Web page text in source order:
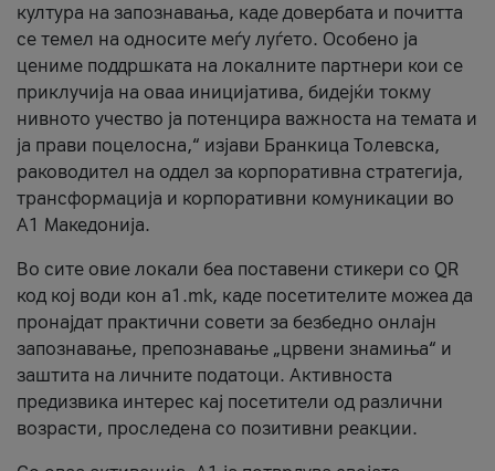
култура на запознавања, каде довербата и почитта
се темел на односите меѓу луѓето. Особено ја
цениме поддршката на локалните партнери кои се
приклучија на оваа иницијатива, бидејќи токму
нивното учество ја потенцира важноста на темата и
ја прави поцелосна,“ изјави Бранкица Толевска,
раководител на оддел за корпоративна стратегија,
трансформација и корпоративни комуникации во
А1 Македонија.
Во сите овие локали беа поставени стикери со QR
код кој води кон a1.mk, каде посетителите можеа да
пронајдат практични совети за безбедно онлајн
запознавање, препознавање „црвени знамиња“ и
заштита на личните податоци. Активноста
предизвика интерес кај посетители од различни
возрасти, проследена со позитивни реакции.